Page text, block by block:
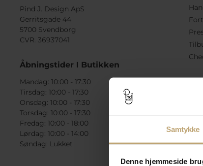
Samtykke
Denne hjemmeside
Pind J. Design ApS
Gerritsgade 44
5700 Svendborg
CVR. 36937041
Åbningstider I Butikken
Mandag: 10:00 - 17:30
Tirsdag: 10:00 - 17:30
Onsdag: 10:00 - 17:30
Torsdag: 10:00 - 17:30
Fredag: 10:00 - 18:00
Lørdag: 10:00 - 14:00
Søndag: Lukket